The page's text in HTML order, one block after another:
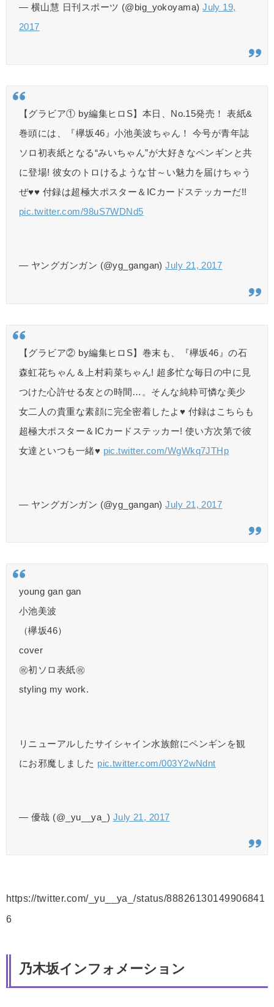
— 横山慧 日刊スポーツ (@big_yokoyama)July 19,
2017
【グラビア① by編集ヒロS】本日、No.15発売！ 表紙&
巻頭には、『欅坂46』小池美波ちゃん！ 今号が青年誌
ソロ初表紙となる“みいちゃん”が大好きなペンギンと共
に登場! 彼女のトロけるような甘～い魅力を届けちゃう
ぜ♥♥ 付録は超極大ポスター＆ICカードステッカーだ!!
pic.twitter.com/98uS7WDNd5
— ヤングガンガン (@yg_gangan)July 21, 2017
【グラビア② by編集ヒロS】巻末も、『欅坂46』の石
森虹花ちゃん＆上村莉菜ちゃん! 超多忙な毎日の中に見
つけた心許せる友との時間…。そんな純粋可憐な美少
女二人の貴重な素顔に完全密着したよ♥ 付録はこちらも
超極大ポスター＆ICカードステッカー! 使い方次第で彼
女達といつも一緒♥ pic.twitter.com/WgWkq7JTHp
— ヤングガンガン (@yg_gangan)July 21, 2017
young gan gan
小池美波
（欅坂46）
cover
㊗️初ソロ表紙㊗️
styling my work.
リニューアルしたサイシャイン水族館にペンギンを観
にお邪魔しました pic.twitter.com/003Y2wNdnt
— 優哉 (@_yu__ya_) July 21, 2017
https://twitter.com/_yu__ya_/status/88826130149906841
6
乃木坂インフォメーション